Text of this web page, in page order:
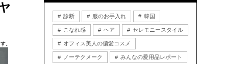
。
診断 服のお手入れ 韓国
こなれ感 ヘア セレモニースタイル
オフィス美人の偏愛コスメ
ノーテクメーク みんなの愛用品レポート